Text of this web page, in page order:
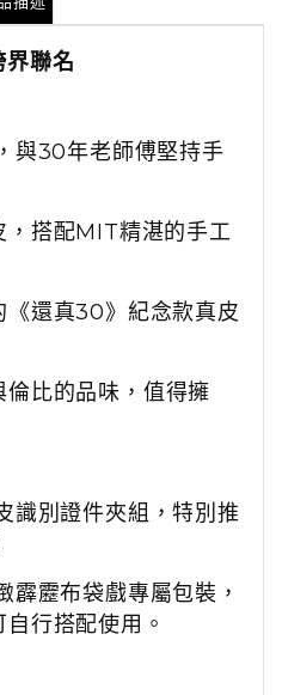
聯名
與30年老師傅堅持手
，搭配MIT精湛的手工
還真30》紀念款真皮
比的品味，值得擁
識別證件夾組，特別推
霹靂布袋戲專屬包裝，
行搭配使用。